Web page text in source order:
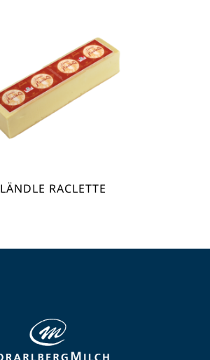
LÄNDLE RACLETTE